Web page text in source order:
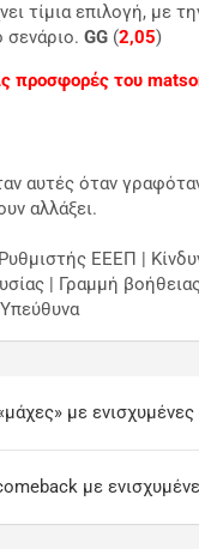
τίμια επιλογή, με
σενάριο. GG (2,05)
προσφορές του
αυτές όταν
αλλάξει.
ΕΕΕΠ |
| Γραμμή
με
με